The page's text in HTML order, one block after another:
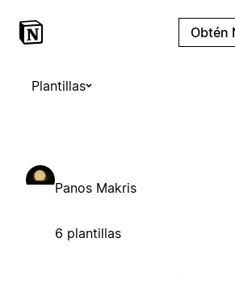
Obtén
Plantillas
Panos Makris
6 plantillas